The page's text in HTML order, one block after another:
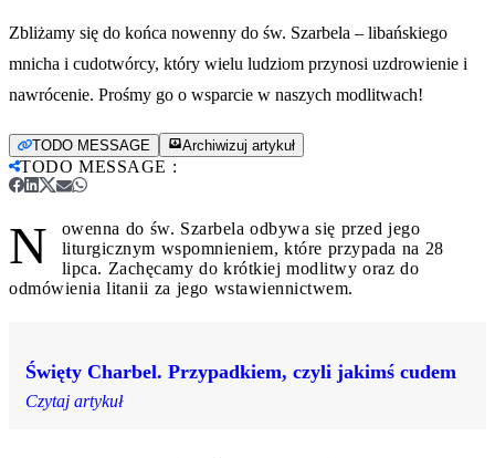
Zbliżamy się do końca nowenny do św. Szarbela – libańskiego
mnicha i cudotwórcy, który wielu ludziom przynosi uzdrowienie i
nawrócenie. Prośmy go o wsparcie w naszych modlitwach!
TODO MESSAGE Archiwizuj artykuł
TODO MESSAGE :
N
owenna do św. Szarbela odbywa się przed jego
liturgicznym wspomnieniem, które przypada na 28
lipca. Zachęcamy do krótkiej modlitwy oraz do
odmówienia litanii za jego wstawiennictwem.
Święty Charbel. Przypadkiem, czyli jakimś cudem
Czytaj artykuł